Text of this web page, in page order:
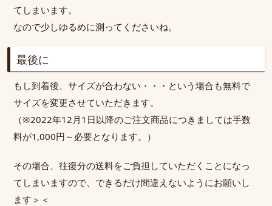
てしまいます。
なので少しゆるめに測ってくださいね。
最後に
もし到着後、サイズが合わない・・・という場合も無料で
サイズを変更させていただきます。
（※2022年12月1日以降のご注文商品につきましては手数
料が1,000円～必要となります。）
その場合、往復分の送料をご負担していただくことになっ
てしまいますので、 できるだけ間違えないようにお願いし
ます＞＜